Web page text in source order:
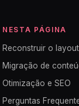
NESTA PÁGINA
Reconstruir o
Migração de
Otimização e SEO
Perguntas